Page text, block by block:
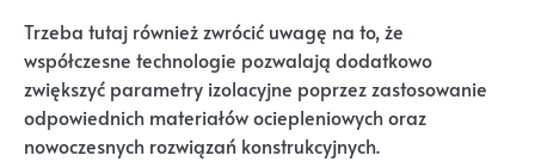
Trzeba tutaj również zwrócić uwagę na to, że
współczesne technologie pozwalają dodatkowo
zwiększyć parametry izolacyjne poprzez zastosowanie
odpowiednich materiałów ociepleniowych oraz
nowoczesnych rozwiązań konstrukcyjnych.